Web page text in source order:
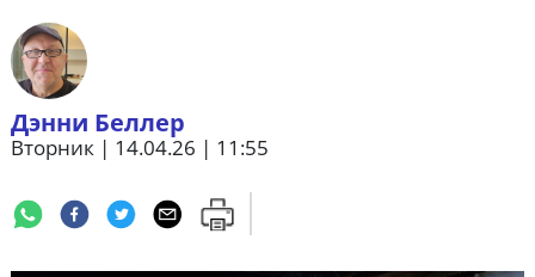
Дэнни Беллер
Вторник | 14.04.26 | 11:55